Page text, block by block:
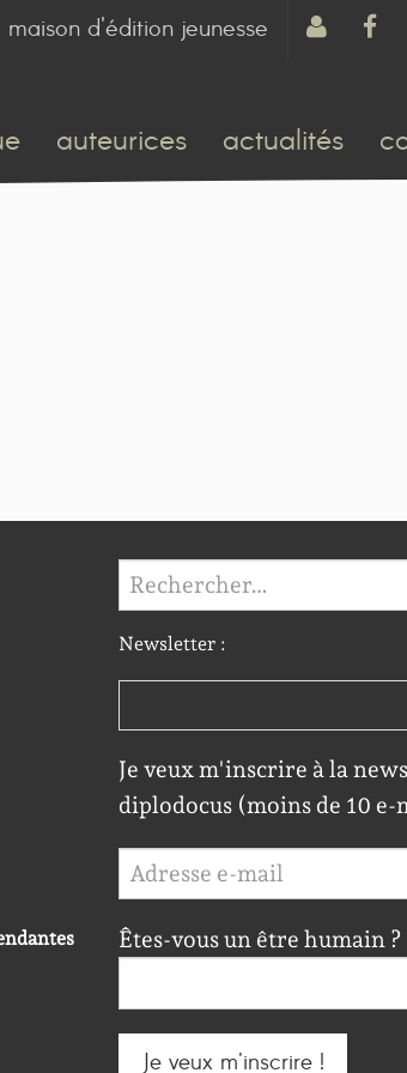
maison d'édition jeunesse
auteurices actualités
Rechercher :
Newsletter :
Je veux m'inscrire à la
diplodocus (moins de 10 e-
Êtes-vous un être humain ?